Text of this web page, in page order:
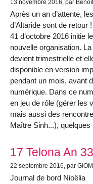
13 novembre 2016, par Benoît
Après un an d’attente,
d’Altaride sont de retour
41 d’octobre 2016 initie
nouvelle organisation.
devient trimestrielle et
disponible en version
pendant un mois, avant
numérique. Dans ce
en jeu de rôle (gérer les
mais aussi des
Maître Sinh...),
17 Telona An 33
22 septembre 2016, par GIOM
Journal de bord Nioëlia